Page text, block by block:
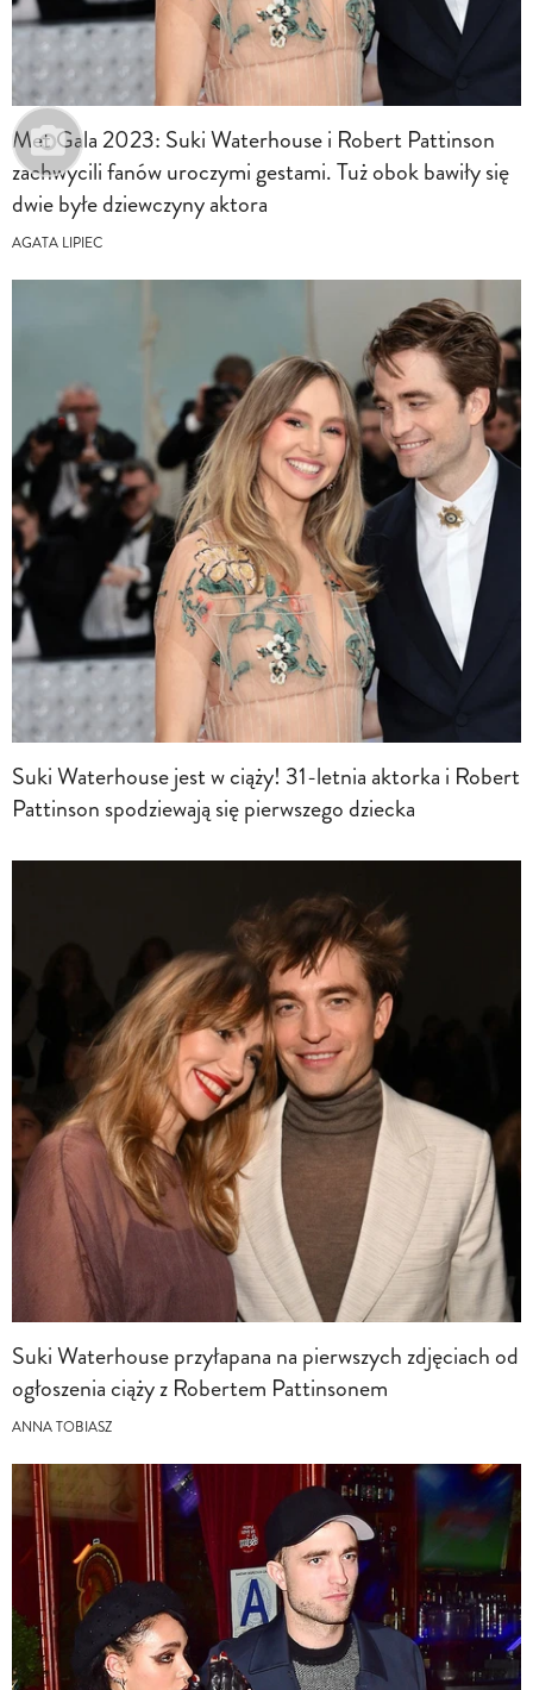
Met Gala 2023: Suki Waterhouse i Robert Pattinson
zachwycili fanów uroczymi gestami. Tuż obok bawiły się
dwie byłe dziewczyny aktora
AGATA LIPIEC
Suki Waterhouse jest w ciąży! 31-letnia aktorka i Robert
Pattinson spodziewają się pierwszego dziecka
Suki Waterhouse przyłapana na pierwszych zdjęciach od
ogłoszenia ciąży z Robertem Pattinsonem
ANNA TOBIASZ